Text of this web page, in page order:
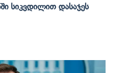
Სიკვდილით Დასაჯეს